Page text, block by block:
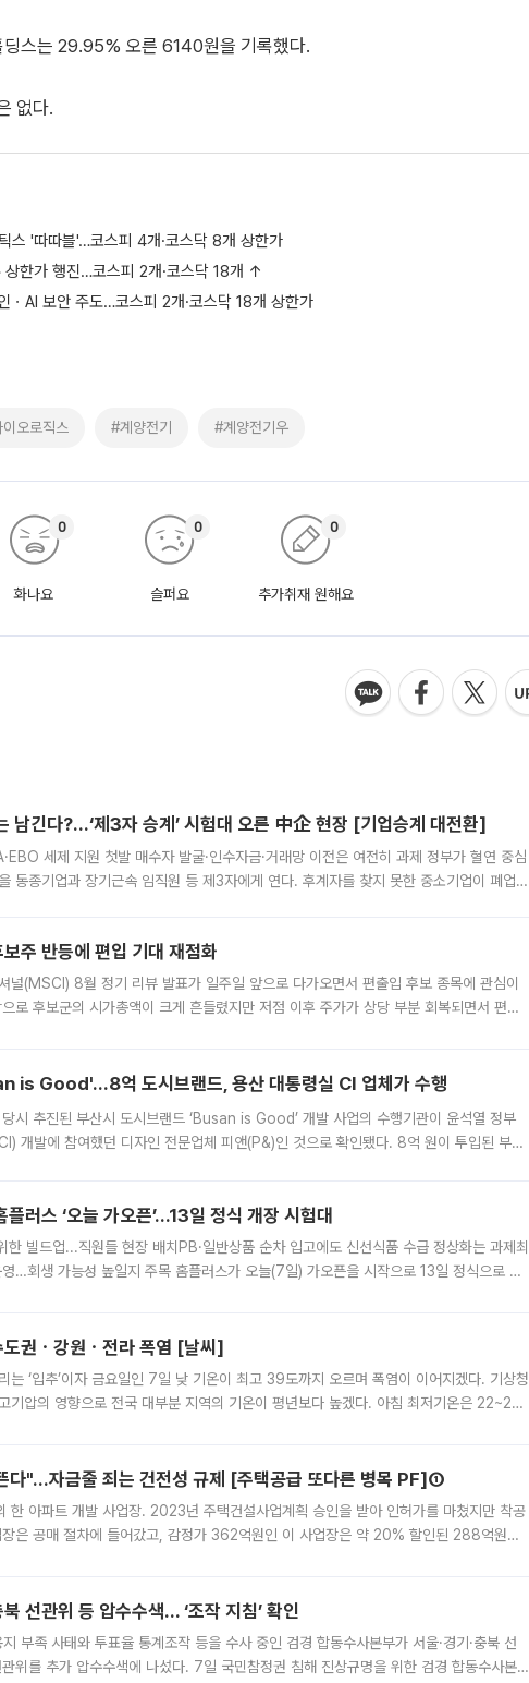
스는 29.95% 오른 6140원을 기록했다.
없다.
스 '따따블'…코스피 4개·코스닥 8개 상한가
한가 행진…코스피 2개·코스닥 18개 ↑
ㆍAI 보안 주도…코스피 2개·코스닥 18개 상한가
오로직스 #계양전기 #계양전기우
화나요
0
슬퍼요
0
추가취재 원해요
0
남긴다?…‘제3자 승계’ 시험대 오른 中企 현장 [기업승계 대전환]
세제 지원 첫발 매수자 발굴·인수자금·거래망 이전은 여전히 과제 정부가 혈연 중심
동종기업과 장기근속 임직원 등 제3자에게 연다. 후계자를 찾지 못한 중소기업이 폐업
주 반등에 편입 기대 재점화
널(MSCI) 8월 정기 리뷰 발표가 일주일 앞으로 다가오면서 편출입 후보 종목에 관심이
로 후보군의 시가총액이 크게 흔들렸지만 저점 이후 주가가 상당 부분 회복되면서 편입
is Good'…8억 도시브랜드, 용산 대통령실 CI 업체가 수행
시 추진된 부산시 도시브랜드 ‘Busan is Good’ 개발 사업의 수행기관이 윤석열 정부
개발에 참여했던 디자인 전문업체 피앤(P&)인 것으로 확인됐다. 8억 원이 투입된 부산
러스 ‘오늘 가오픈’...13일 정식 개장 시험대
빌드업...직원들 현장 배치PB·일반상품 순차 입고에도 신선식품 수급 정상화는 과제최
…회생 가능성 높일지 주목 홈플러스가 오늘(7일) 가오픈을 시작으로 13일 정식으로 재
권ㆍ강원ㆍ전라 폭염 [날씨]
는 ‘입추’이자 금요일인 7일 낮 기온이 최고 39도까지 오르며 폭염이 이어지겠다. 기상청
기압의 영향으로 전국 대부분 지역의 기온이 평년보다 높겠다. 아침 최저기온은 22~27
다"…자금줄 죄는 건전성 규제 [주택공급 또다른 병목 PF]①
한 아파트 개발 사업장. 2023년 주택건설사업계획 승인을 받아 인허가를 마쳤지만 착공
장은 공매 절차에 들어갔고, 감정가 362억원인 이 사업장은 약 20% 할인된 288억원에
북 선관위 등 압수수색… ‘조작 지침’ 확인
부족 사태와 투표율 통계조작 등을 수사 중인 검경 합동수사본부가 서울·경기·충북 선
위를 추가 압수수색에 나섰다. 7일 국민참정권 침해 진상규명을 위한 검경 합동수사본